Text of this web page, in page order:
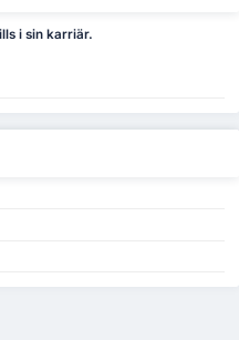
i sin karriär.